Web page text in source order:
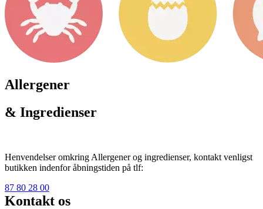
Allergener
& Ingredienser
Henvendelser omkring Allergener og ingredienser, kontakt venligst
butikken indenfor åbningstiden på tlf:
87 80 28 00
Kontakt os